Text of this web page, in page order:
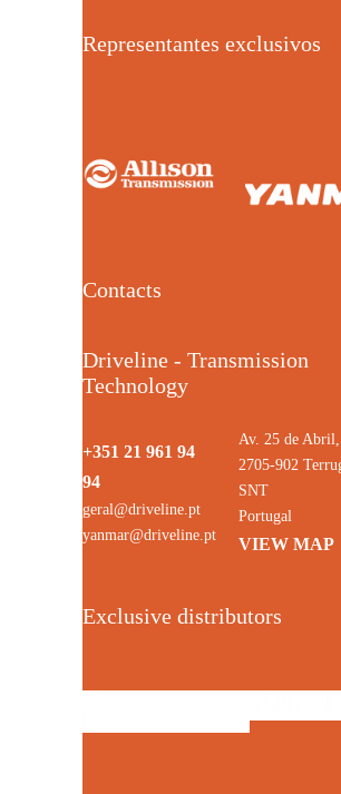
Representantes exclusivos
Contacts
Driveline - Transmission
Technology
+351 21 961 94
94
geral@driveline.pt
yanmar@driveline.pt
Av. 25 de Abril,
2705-902
SNT
Portugal
VIEW MAP
Exclusive distributors